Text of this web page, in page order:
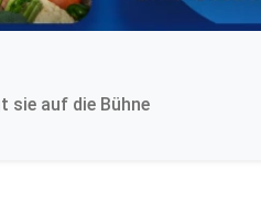
sie auf die Bühne